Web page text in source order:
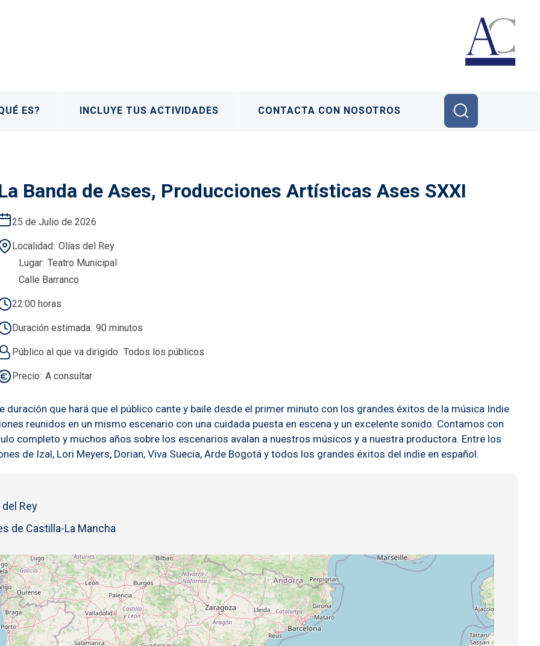
ES? INCLUYE TUS ACTIVIDADES CONTACTA CON NOSOTROS
Banda de Ases, Producciones Artísticas Ases SXXI
25 de Julio de 2026
Localidad Olías del Rey
Lugar Teatro Municipal
Calle Barranco
22:00 horas
Duración estimada 90 minutos
Público al que va dirigido Todos los públicos
Precio A consultar
que hará que el público cante y baile desde el primer minuto con los grandes éxitos de la música Indie
reunidos en un mismo escenario con una cuidada puesta en escena y un excelente sonido. Contamos con
completo y muchos años sobre los escenarios avalan a nuestros músicos y a nuestra productora. Entre los
de Izal, Lori Meyers, Dorian, Viva Suecia, Arde Bogotá y todos los grandes éxitos del indie en español.
Rey
de Castilla-La Mancha